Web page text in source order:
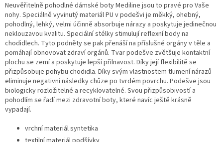
Neuvěřitelně pohodlné dámské boty Mediline jsou to pravé pro Vaše
nohy. Speciálně vyvinutý materiál PU v podešvi je měkký, ohebný,
pohodlný, lehký, velmi účinně absorbuje nárazy a poskytuje jedinečnou
neklouzavou kvalitu. Speciální stélky stimulují reflexní body na
chodidlech. Tyto podněty se pak přenáší na příslušné orgány v těle a
pomáhají obnovovat zdraví orgánů. Tvar podešve zvětšuje kontaktní
plochu se zemí a poskytuje lepší přilnavost. Díky její flexibilitě se
přizpůsobuje pohybu chodidla. Díky svým vlastnostem tlumení nárazů
eliminuje negativní následky chůze po tvrdém povrchu. Podešve jsou
biologicky rozložitelné a recyklovatelné. Svou přizpůsobivostí a
pohodlím se řadí mezi zdravotní boty, které navíc ještě krásně
vypadají.
vrchní materiál syntetika